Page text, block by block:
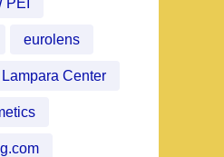
PEI
eurolens
Lampara Center